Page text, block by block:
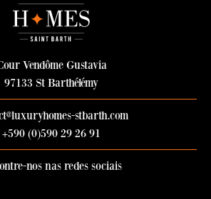
Vendôme Gustavia
97133 St Barthélémy
stbarth.com
+590 (0)590 29 26 91
nos nas redes sociais